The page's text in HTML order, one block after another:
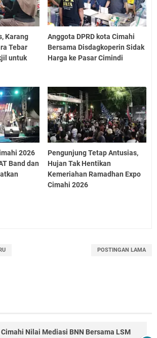
Karang
Tebar
untuk
Anggota DPRD kota Cimahi
Bersama Disdagkoperin Sidak
Harga ke Pasar Cimindi
2026
Band dan
Pengunjung Tetap Antusias,
Hujan Tak Hentikan
Kemeriahan Ramadhan Expo
Cimahi 2026
POSTINGAN LAMA
Nilai Mediasi BNN Bersama LSM